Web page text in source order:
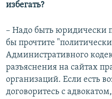
избегать?
– Надо быть юридически
бы прочтите
Административного
разъяснения на сайтах
организаций. Если есть
договоритесь с